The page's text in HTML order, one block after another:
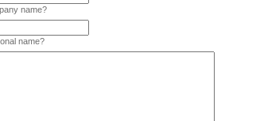
name?
name?